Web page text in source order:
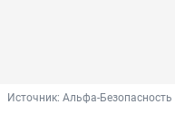
Источник: Альфа-